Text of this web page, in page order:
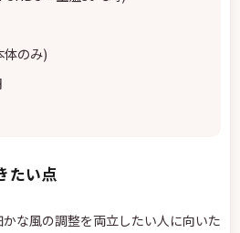
のみ)
たい点
な風の調整を両立したい人に向いた